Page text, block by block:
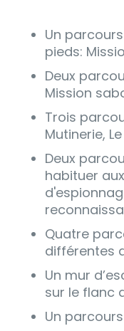
Un parcours
pieds:
Deux
Mission
Trois
Mutinerie,
Deux
habituer
Quatre
différentes
Un mur
sur le flanc
Un